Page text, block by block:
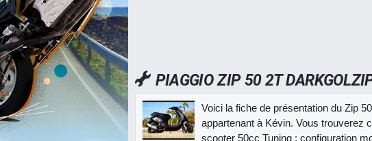
PIAGGIO ZIP 50 2T
Voici la fiche de présentation du Zip
appartenant à Kévin. Vous trouverez
scooter 50cc Tuning : configuration